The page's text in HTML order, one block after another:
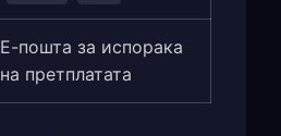
Е-пошта за испорака
на претплатата